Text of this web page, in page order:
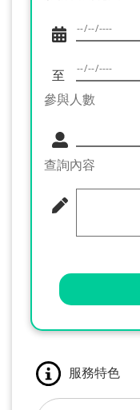
至
參與人數
查詢內容
服務特色